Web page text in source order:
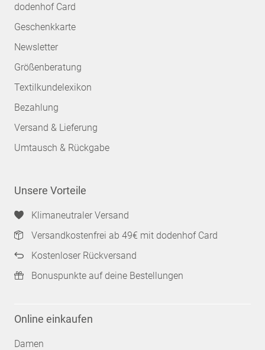
dodenhof Card
Geschenkkarte
Newsletter
Größenberatung
Textilkundelexikon
Bezahlung
Versand & Lieferung
Umtausch & Rückgabe
Unsere Vorteile
Klimaneutraler Versand
Versandkostenfrei ab 49€ mit dodenhof Card
Kostenloser Rückversand
Bonuspunkte auf deine Bestellungen
Online einkaufen
Damen